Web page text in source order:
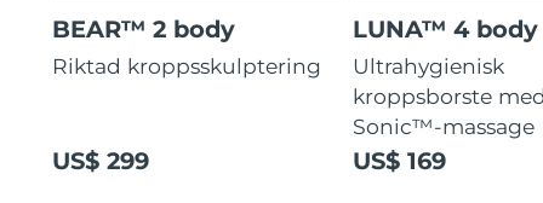
BEAR™ 2 body
Riktad kroppsskulptering
US$ 299
LUNA™ 4 body
Ultrahygienisk
kroppsborste
Sonic™-massage
US$ 169